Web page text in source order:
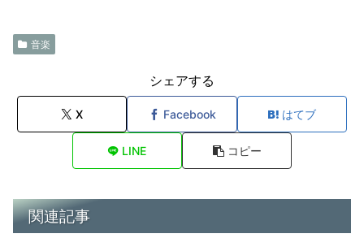
音楽
シェアする
X Facebook はてブ
LINE コピー
関連記事